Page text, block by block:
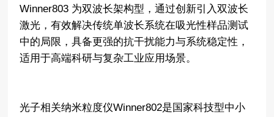
Winner803 为双波长架构型，通过创新引入双波长
激光，有效解决传统单波长系统在吸光性样品测试
中的局限，具备更强的抗干扰能力与系统稳定性，
适用于高端科研与复杂工业应用场景。
光子相关纳米粒度仪Winner802是国家科技型中小